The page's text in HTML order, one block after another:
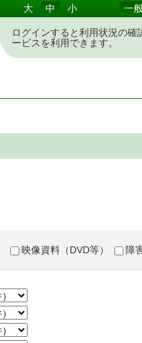
大 中 小 一
ログインすると利用状況の確
ービスを利用できます。
映像資料（DVD等） 障